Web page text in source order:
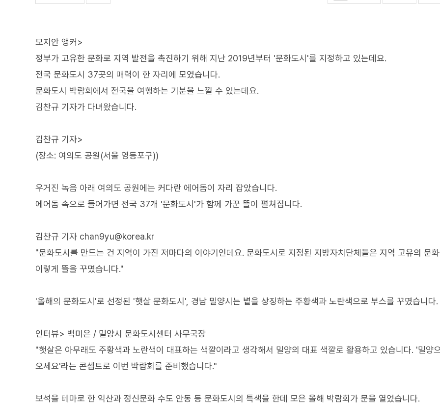
모지안 앵커>
정부가 고유한 문화로 지역 발전을 촉진하기 위해 지난 2019년부터 '문화도시'를 지정하고 있는데요.
전국 문화도시 37곳의 매력이 한 자리에 모였습니다.
문화도시 박람회에서 전국을 여행하는 기분을 느낄 수 있는데요.
김찬규 기자가 다녀왔습니다.
김찬규 기자>
(장소: 여의도 공원(서울 영등포구))
우거진 녹음 아래 여의도 공원에는 커다란 에어돔이 자리 잡았습니다.
에어돔 속으로 들어가면 전국 37개 '문화도시'가 함께 가꾼 뜰이 펼쳐집니다.
김찬규 기자 chan9yu@korea.kr
"문화도시를 만드는 건 지역이 가진 저마다의 이야기인데요. 문화도시로 지정된 지방자치단체들은 지역 고유의 문
이렇게 뜰을 꾸몄습니다."
'올해의 문화도시'로 선정된 '햇살 문화도시', 경남 밀양시는 볕을 상징하는 주황색과 노란색으로 부스를 꾸몄습니다.
인터뷰> 백미은 / 밀양시 문화도시센터 사무국장
"햇살은 아무래도 주황색과 노란색이 대표하는 색깔이라고 생각해서 밀양의 대표 색깔로 활용하고 있습니다. '밀양
오세요'라는 콘셉트로 이번 박람회를 준비했습니다."
보석을 테마로 한 익산과 정신문화 수도 안동 등 문화도시의 특색을 한데 모은 올해 박람회가 문을 열었습니다.